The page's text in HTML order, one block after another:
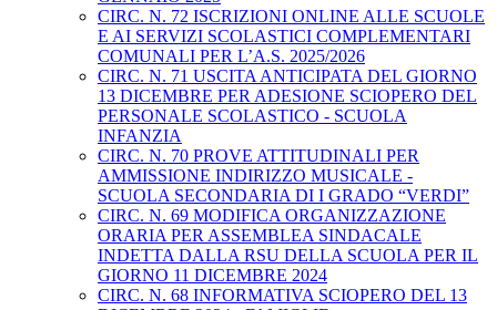
CIRC. N. 72 ISCRIZIONI ONLINE ALLE SCUOLE
E AI SERVIZI SCOLASTICI COMPLEMENTARI
COMUNALI PER L’A.S. 2025/2026
CIRC. N. 71 USCITA ANTICIPATA DEL GIORNO
13 DICEMBRE PER ADESIONE SCIOPERO DEL
PERSONALE SCOLASTICO - SCUOLA
INFANZIA
CIRC. N. 70 PROVE ATTITUDINALI PER
AMMISSIONE INDIRIZZO MUSICALE -
SCUOLA SECONDARIA DI I GRADO “VERDI”
CIRC. N. 69 MODIFICA ORGANIZZAZIONE
ORARIA PER ASSEMBLEA SINDACALE
INDETTA DALLA RSU DELLA SCUOLA PER IL
GIORNO 11 DICEMBRE 2024
CIRC. N. 68 INFORMATIVA SCIOPERO DEL 13